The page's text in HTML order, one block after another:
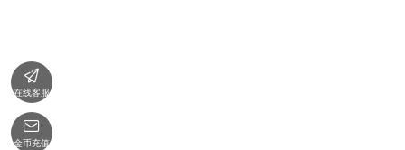

在线客服

金币充值